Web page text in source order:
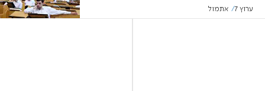
ערוץ 7 אתמול